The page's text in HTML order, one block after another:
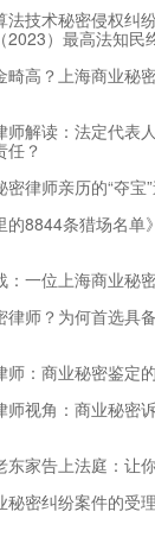
法技术秘密侵权纠
）最高法知民
畸高？上海商业秘
师解读：法定代表
任？
律师亲历的“夺宝
的8844条猎场名
：一位上海商业秘
律师？为何首选具
师：商业秘密鉴定
师视角：商业秘密
东家告上法庭：让
秘密纠纷案件的受